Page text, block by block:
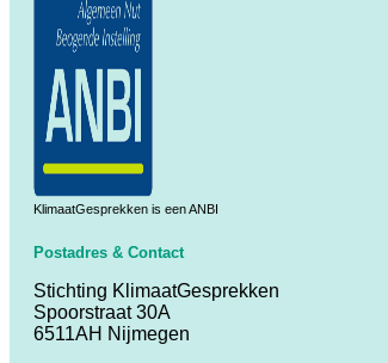
KlimaatGesprekken is een ANBI
Postadres & Contact
Stichting KlimaatGesprekken
Spoorstraat 30A
6511AH Nijmegen